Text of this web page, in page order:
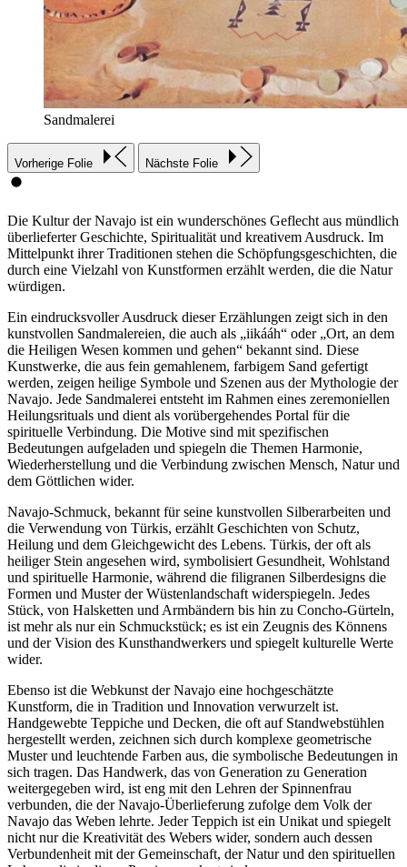
Sandmalerei
Vorherige Folie Nächste Folie
Die Kultur der Navajo ist ein wunderschönes Geflecht aus mündlich
überlieferter Geschichte, Spiritualität und kreativem Ausdruck. Im
Mittelpunkt ihrer Traditionen stehen die Schöpfungsgeschichten, die
durch eine Vielzahl von Kunstformen erzählt werden, die die Natur
würdigen.
Ein eindrucksvoller Ausdruck dieser Erzählungen zeigt sich in den
kunstvollen Sandmalereien, die auch als „iikááh“ oder „Ort, an dem
die Heiligen Wesen kommen und gehen“ bekannt sind. Diese
Kunstwerke, die aus fein gemahlenem, farbigem Sand gefertigt
werden, zeigen heilige Symbole und Szenen aus der Mythologie der
Navajo. Jede Sandmalerei entsteht im Rahmen eines zeremoniellen
Heilungsrituals und dient als vorübergehendes Portal für die
spirituelle Verbindung. Die Motive sind mit spezifischen
Bedeutungen aufgeladen und spiegeln die Themen Harmonie,
Wiederherstellung und die Verbindung zwischen Mensch, Natur und
dem Göttlichen wider.
Navajo-Schmuck, bekannt für seine kunstvollen Silberarbeiten und
die Verwendung von Türkis, erzählt Geschichten von Schutz,
Heilung und dem Gleichgewicht des Lebens. Türkis, der oft als
heiliger Stein angesehen wird, symbolisiert Gesundheit, Wohlstand
und spirituelle Harmonie, während die filigranen Silberdesigns die
Formen und Muster der Wüstenlandschaft widerspiegeln. Jedes
Stück, von Halsketten und Armbändern bis hin zu Concho-Gürteln,
ist mehr als nur ein Schmuckstück; es ist ein Zeugnis des Könnens
und der Vision des Kunsthandwerkers und spiegelt kulturelle Werte
wider.
Ebenso ist die Webkunst der Navajo eine hochgeschätzte
Kunstform, die in Tradition und Innovation verwurzelt ist.
Handgewebte Teppiche und Decken, die oft auf Standwebstühlen
hergestellt werden, zeichnen sich durch komplexe geometrische
Muster und leuchtende Farben aus, die symbolische Bedeutungen in
sich tragen. Das Handwerk, das von Generation zu Generation
weitergegeben wird, ist eng mit den Lehren der Spinnenfrau
verbunden, die der Navajo-Überlieferung zufolge dem Volk der
Navajo das Weben lehrte. Jeder Teppich ist ein Unikat und spiegelt
nicht nur die Kreativität des Webers wider, sondern auch dessen
Verbundenheit mit der Gemeinschaft, der Natur und den spirituellen